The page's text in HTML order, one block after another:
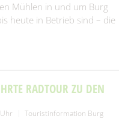
Mühlen in und um Burg
heute in Betrieb sind – die
RADTOUR ZU DEN
Touristinformation Burg